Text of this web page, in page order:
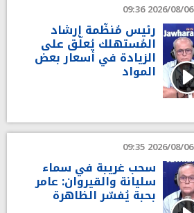
2026/08/06 09:36
رئيس مُنظّمة إرشاد
المُستهلك يُعلّق على
الزيادة في أسعار بعض
المواد
2026/08/06 09:35
سحب غريبة في سماء
سليانة والقيروان: عامر
بحبة يُفسّر الظاهرة